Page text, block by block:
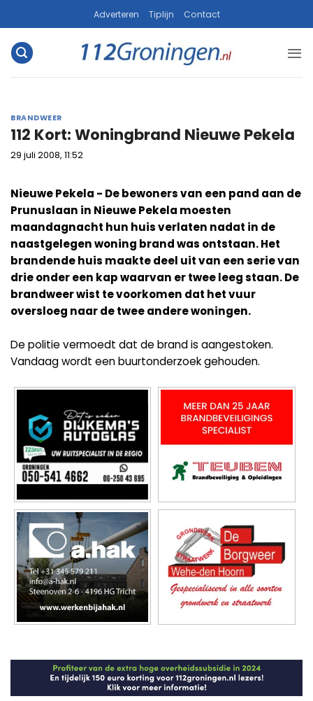
naar
inhoud
Adverteren Tiplijn Contact
BRANDWEER
112 Kort: Woningbrand Nieuwe Pekela
29 juli 2008, 11:52
Nieuwe Pekela - De bewoners van een pand aan de
Prunuslaan in Nieuwe Pekela moesten
maandagnacht hun huis verlaten nadat in de
naastgelegen woning brand was ontstaan. Het
brandende huis maakte deel uit van een serie van
drie onder een kap waarvan er twee leeg staan. De
brandweer wist te voorkomen dat het vuur
oversloeg naar de twee andere woningen.
De politie vermoedt dat de brand is aangestoken.
Vandaag wordt een buurtonderzoek gehouden.